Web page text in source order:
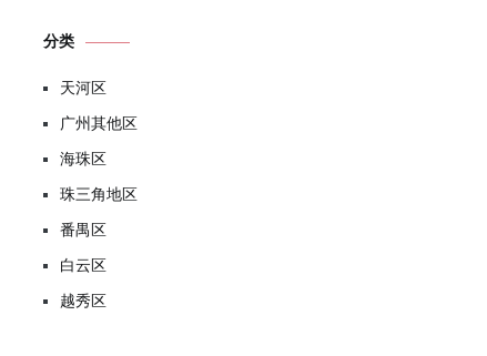
分类
天河区
广州其他区
海珠区
珠三角地区
番禺区
白云区
越秀区